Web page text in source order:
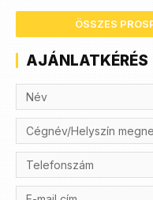
ÖSSZES
AJÁNLATKÉRÉS